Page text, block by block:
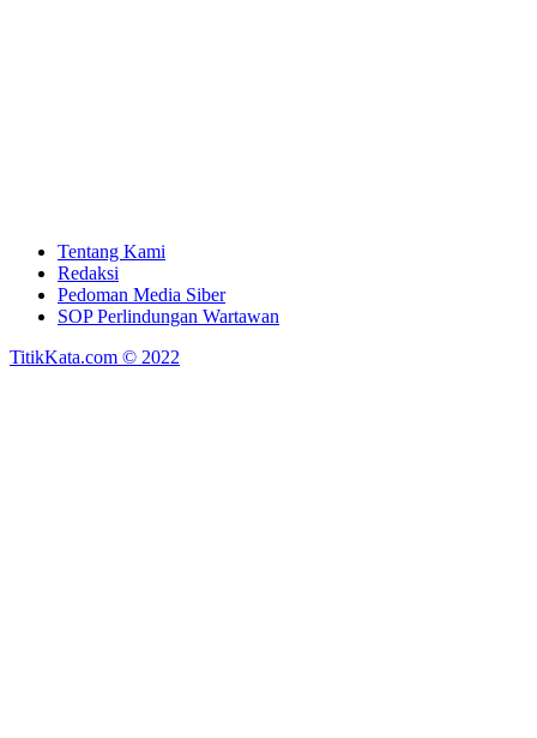
Tentang Kami
Redaksi
Pedoman Media Siber
SOP Perlindungan Wartawan
TitikKata.com © 2022